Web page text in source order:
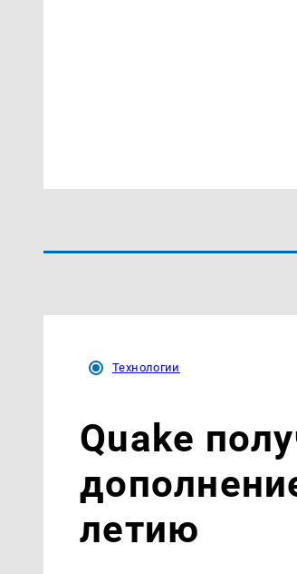
Технологии
Quake
летию